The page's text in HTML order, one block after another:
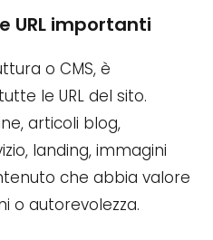
URL importanti
o CMS, è
le URL del sito.
articoli blog,
landing, immagini
che abbia valore
o autorevolezza.